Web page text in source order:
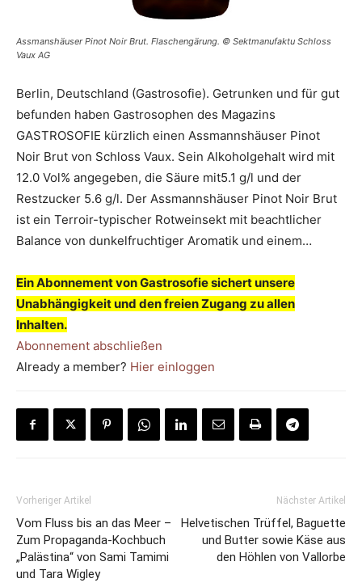
Assmanshäuser Pinot Noir Brut. Flaschengärung. © Sektmanufaktu Schloss
Vaux AG
Berlin, Deutschland (Gastrosofie). Getrunken und für gut
befunden haben Gastrosophen des Magazins
GASTROSOFIE kürzlich einen Assmannshäuser Pinot
Noir Brut von Schloss Vaux. Sein Alkoholgehalt wird mit
12.0 Vol% angegeben, die Säure mit5.1 g/l und der
Restzucker 5.6 g/l. Der Assmannshäuser Pinot Noir Brut
ist ein Terroir-typischer Rotweinsekt mit beachtlicher
Balance von dunkelfruchtiger Aromatik und einem…
Ein Abonnement von Gastrosofie sichert unsere
Unabhängigkeit und den freien Zugang zu allen
Inhalten.
Abonnement abschließen
Already a member? Hier einloggen
Vorheriger Artikel
Vom Fluss bis an das Meer –
Zum Propaganda-Kochbuch
„Palästina“ von Sami Tamimi
und Tara Wigley
Nächster Artikel
Helvetischen Trüffel, Baguette
und Butter sowie Käse aus
den Höhlen von Vallorbe